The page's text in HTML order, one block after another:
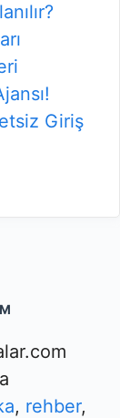
Giriş
, rehber,